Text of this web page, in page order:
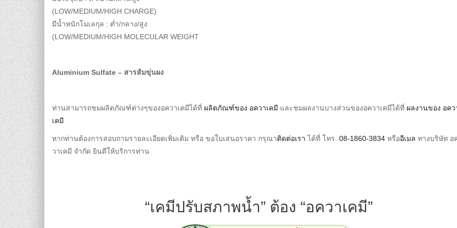
(LOW/MEDIUM/HIGH CHARGE)
มีน้ำหนักโมเลกุล : ต่ำ/กลาง/สูง
(LOW/MEDIUM/HIGH MOLECULAR WEIGHT
Aluminium Sulfate – สารส้มขุ่นผง
ท่านสามารถชมผลิตภัณฑ์ต่างๆของอควาเคมีได้ที่ ผลิตภัณฑ์ของ อควาเคมี และชมผลงานบางส่วนของอควาเคมีได้ที่ ผลงานของ อคว
เคมี
หากท่านต้องการสอบถามรายละเอียดเพิ่มเติม หรือ ขอใบเสนอราคา กรุณาติดต่อเรา ได้ที่ โทร. 08-1860-3834 หรืออีเมล ทางบริษัท อ
วาเคมี จำกัด ยินดีให้บริการท่าน
“เคมีปรับสภาพน้ำ” ต้อง “อควาเคมี”